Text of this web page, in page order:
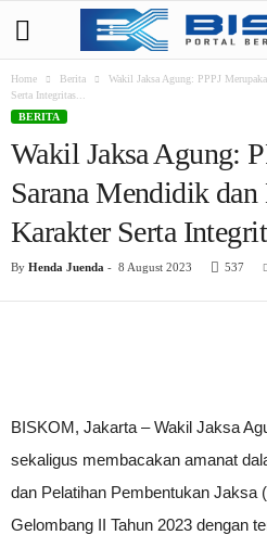
Home Berita
Wakil Jaksa Agung: PPPJ
Serta Integritas...
BERITA
Wakil Jaksa Agung:
Sarana Mendidik
Karakter Serta
By Henda Juenda - 8 August 2023 537
BISKOM, Jakarta – Wakil Jaksa
sekaligus membacakan amanat
dan Pelatihan Pembentukan Jaksa
Gelombang II Tahun 2023 dengan